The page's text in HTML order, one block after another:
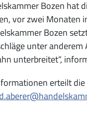
Bozen hat
vor zwei Monaten
Bozen
unter
unterbreitet“,
erteilt die